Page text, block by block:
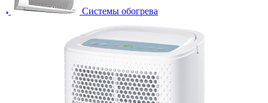
Системы обогрева